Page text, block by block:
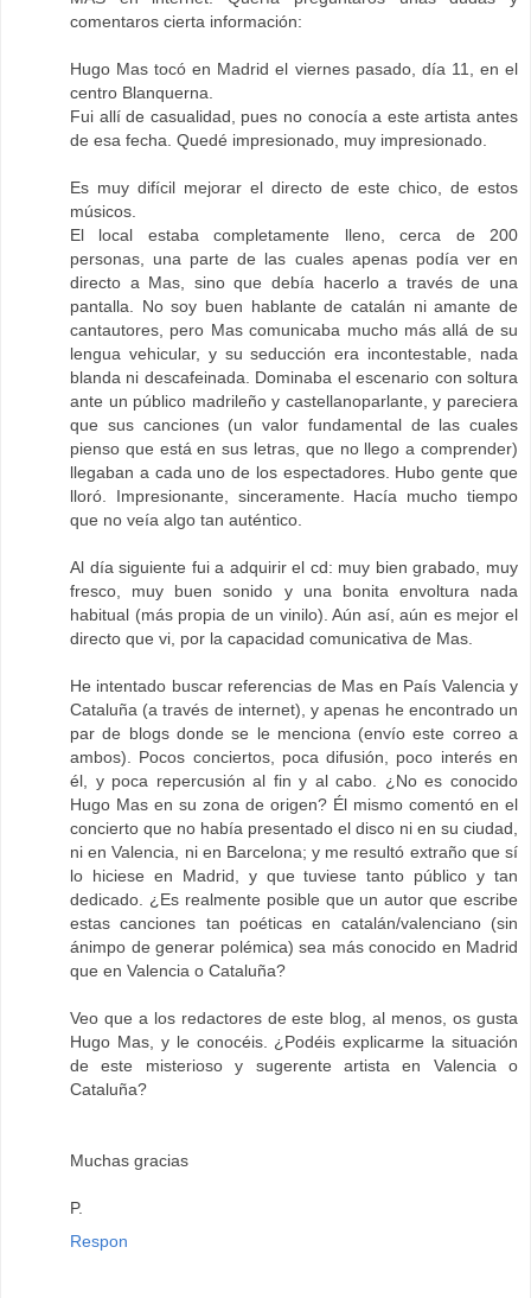
comentaros cierta información:
Hugo Mas tocó en Madrid el viernes pasado, día 11, en el
centro Blanquerna.
Fui allí de casualidad, pues no conocía a este artista antes
de esa fecha. Quedé impresionado, muy impresionado.
Es muy difícil mejorar el directo de este chico, de estos
músicos.
El local estaba completamente lleno, cerca de 200
personas, una parte de las cuales apenas podía ver en
directo a Mas, sino que debía hacerlo a través de una
pantalla. No soy buen hablante de catalán ni amante de
cantautores, pero Mas comunicaba mucho más allá de su
lengua vehicular, y su seducción era incontestable, nada
blanda ni descafeinada. Dominaba el escenario con soltura
ante un público madrileño y castellanoparlante, y pareciera
que sus canciones (un valor fundamental de las cuales
pienso que está en sus letras, que no llego a comprender)
llegaban a cada uno de los espectadores. Hubo gente que
lloró. Impresionante, sinceramente. Hacía mucho tiempo
que no veía algo tan auténtico.
Al día siguiente fui a adquirir el cd: muy bien grabado, muy
fresco, muy buen sonido y una bonita envoltura nada
habitual (más propia de un vinilo). Aún así, aún es mejor el
directo que vi, por la capacidad comunicativa de Mas.
He intentado buscar referencias de Mas en País Valencia y
Cataluña (a través de internet), y apenas he encontrado un
par de blogs donde se le menciona (envío este correo a
ambos). Pocos conciertos, poca difusión, poco interés en
él, y poca repercusión al fin y al cabo. ¿No es conocido
Hugo Mas en su zona de origen? Él mismo comentó en el
concierto que no había presentado el disco ni en su ciudad,
ni en Valencia, ni en Barcelona; y me resultó extraño que sí
lo hiciese en Madrid, y que tuviese tanto público y tan
dedicado. ¿Es realmente posible que un autor que escribe
estas canciones tan poéticas en catalán/valenciano (sin
ánimpo de generar polémica) sea más conocido en Madrid
que en Valencia o Cataluña?
Veo que a los redactores de este blog, al menos, os gusta
Hugo Mas, y le conocéis. ¿Podéis explicarme la situación
de este misterioso y sugerente artista en Valencia o
Cataluña?
Muchas gracias
P.
Respon